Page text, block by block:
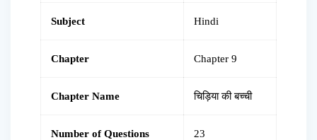
Subject Hindi
Chapter Chapter 9
Chapter Name चिड़िया की बच्ची
Number of Questions
23